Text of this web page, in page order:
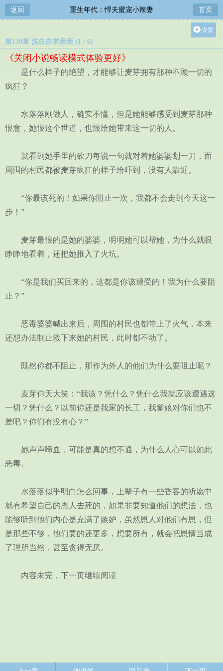
返回 重生年代：悍夫蜜宠小辣妻 首页
设置
中
第139章 洗白白求亲亲 (1 / 6)
《关闭小说畅读模式体验更好》
是什么样子的绝望，才能够让麦芽拥有那种不顾一切的
疯狂？
水落落刚做人，确实不懂，但是她能够感受到麦芽那种
恨意，她恨这个世道，也恨给她带来这一切的人。
就看到她手里的砍刀每说一句就对着她婆婆划一刀，而
周围的村民都被麦芽疯狂的样子给吓到，没有人靠近。
“你最该死的！如果你阻止一次，我都不会走到今天这一
步！”
麦芽最恨的是她的婆婆，明明她可以帮她，为什么就眼
睁睁地看着，还把她推入了火坑。
“你是我们买回来的，这都是你该遭受的！我为什么要阻
止？”
恶毒婆婆喊出来后，周围的村民也都带上了火气，本来
还想办法制止救下来她的村民，此时都不动了。
既然你都不阻止，那作为外人的他们为什么要阻止呢？
麦芽仰天大笑：“我该？凭什么？凭什么我就应该遭遇这
一切？凭什么？以前你还是我家的长工，我爹娘对你们也不
差吧？你们有没有心？”
她声声啼血，可能是真的想不通，为什么人心可以如此
恶毒。
水落落似乎明白怎么回事，上辈子有一些香客的祈愿中
就有希望自己的恩人去死的，如果非要知道他们的想法，也
能够听到他们内心是充满了嫉妒，虽然恩人对他们有恩，但
是那些不够，他们要的还更多，想要所有，就会把恩情当成
了理所当然，甚至贪得无厌。
内容未完，下一页继续阅读